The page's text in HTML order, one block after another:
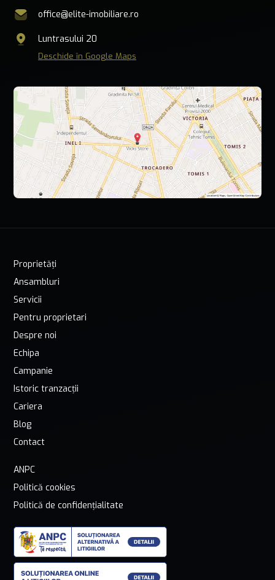
office@elite-imobiliare.ro
Luntrasului 20
Deschide în Google Maps
Proprietăți
Ansambluri
Servicii
Pentru proprietari
Despre noi
Echipa
Campanie
Istoric tranzacții
Cariera
Blog
Contact
ANPC
Politică cookies
Politică de confidențialitate